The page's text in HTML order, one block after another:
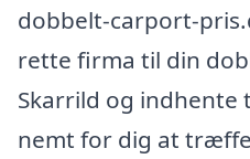
dobbelt-carport-
rette firma til din
Skarrild og
nemt for dig at